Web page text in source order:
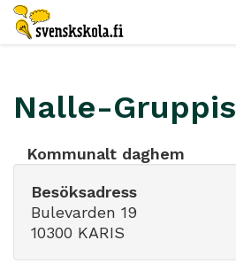
Nalle-Gruppis
Kommunalt daghem
Besöksadress
Bulevarden 19
10300 KARIS